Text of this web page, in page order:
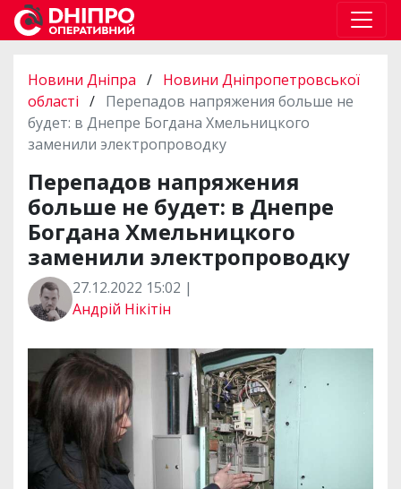
Новини Дніпра / Новини Дніпропетровської
області / Перепадов напряжения больше не
будет: в Днепре Богдана Хмельницкого
заменили электропроводку
Перепадов напряжения
больше не будет: в Днепре
Богдана Хмельницкого
заменили электропроводку
27.12.2022 15:02 |
Андрій Нікітін